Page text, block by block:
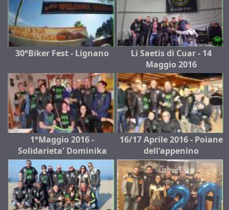
30°Biker Fest - Lignano
Li Saetis di Cuar - 14
Maggio 2016
1°Maggio 2016 -
Solidarieta' Dominika
16/17 Aprile 2016 - Poiane
dell'appenino